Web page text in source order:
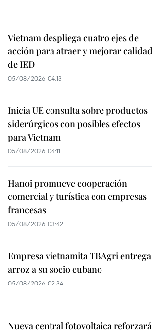
Vietnam despliega cuatro ejes de
acción para atraer y mejorar calidad
de IED
05/08/2026 04:13
Inicia UE consulta sobre productos
siderúrgicos con posibles efectos
para Vietnam
05/08/2026 04:11
Hanoi promueve cooperación
comercial y turística con empresas
francesas
05/08/2026 03:42
Empresa vietnamita TBAgri entrega
arroz a su socio cubano
05/08/2026 02:34
Nueva central fotovoltaica reforzará